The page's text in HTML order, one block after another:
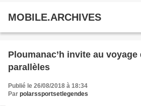
MOBILE.ARCHIVES
Ploumanac’h invite au
parallèles
Publié le 26/08/2018 à 18:34
Par polarssportsetlegendes